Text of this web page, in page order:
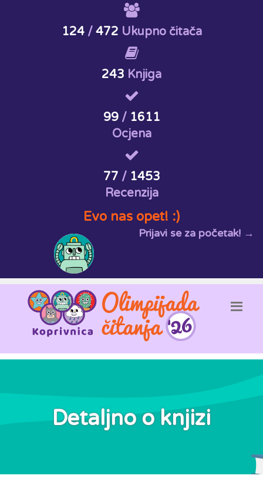
124/ 472 Ukupno čitača
243 Knjiga
99/ 1611
Ocjena
77 / 1453
Recenzija
Evo nas opet! :)
Prijavi se za početak! →
Detaljno o knjizi